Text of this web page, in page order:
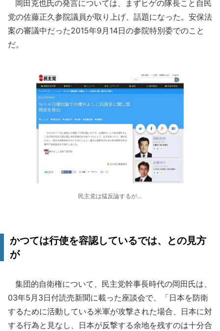
岡田克也氏の発言については、まずヒゲの隊長こと自民
党の佐藤正久参院議員が取り上げ、話題になった。安保法
案の審議中だった2015年9月14日の参院特別委でのこと
だ。
民主党は猛反論するが…
かつては行使を容認しているでは、との見方
が
集団的自衛権について、民主党幹事長時代の岡田氏は、
03年5月3日付読売新聞に載った座談会で、「日本を防衛
するために活動している米軍が攻撃された場合、日本に対
する行為と見なし、日本が反撃する余地を残すのは十分合